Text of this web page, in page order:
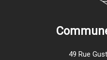
49 Rue